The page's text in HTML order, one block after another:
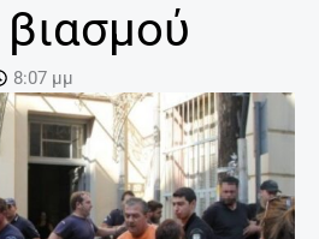
8:07 μμ